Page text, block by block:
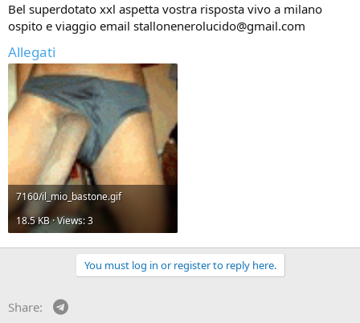
Bel superdotato xxl aspetta vostra risposta vivo a milano
ospito e viaggio email stallonenerolucido@gmail.com
Allegati
7160/il_mio_bastone.gif
18.5 KB · Views: 3
You must log in or register to reply here.
Share: